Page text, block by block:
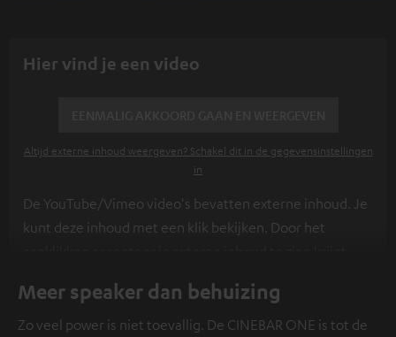
Hier vind je een video
Altijd externe inhoud weergeven? Schakel dit in de gegevensinstellingen
in
De YouTube/Vimeo video's bevatten externe inhoud. Je
kunt deze inhoud met een klik bekijken. Door het
verzameld en aan derden doorgestuurd. Meer info
hierover vind je in onsprivacybeleid.
Meer speaker dan behuizing
Zo veel power is niet toevallig. De CINEBAR ONE is tot de